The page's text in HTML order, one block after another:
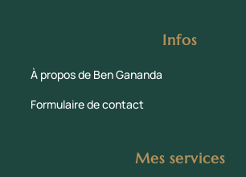
Infos
À propos de Ben Gananda
Formulaire de contact
Mes services